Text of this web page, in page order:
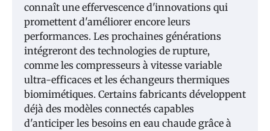
connaît une effervescence d'innovations qui
promettent d'améliorer encore leurs
performances. Les prochaines générations
intégreront des technologies de rupture,
comme les compresseurs à vitesse variable
ultra-efficaces et les échangeurs thermiques
biomimétiques. Certains fabricants développent
déjà des modèles connectés capables
d'anticiper les besoins en eau chaude grâce à